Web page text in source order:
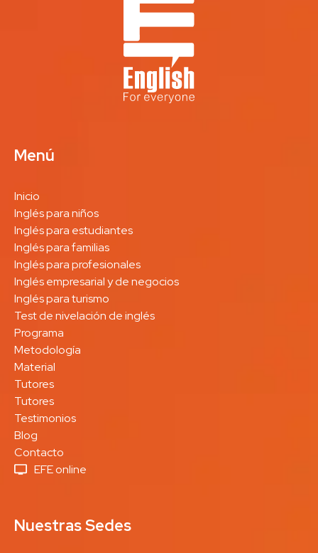
Menú
Inicio
Inglés para niños
Inglés para estudiantes
Inglés para familias
Inglés para profesionales
Inglés empresarial y de negocios
Inglés para turismo
Test de nivelación de inglés
Programa
Metodología
Material
Tutores
Tutores
Testimonios
Blog
Contacto
EFE online
Nuestras Sedes